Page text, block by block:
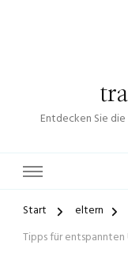
Entdecken Sie
Start
eltern
Tipps für